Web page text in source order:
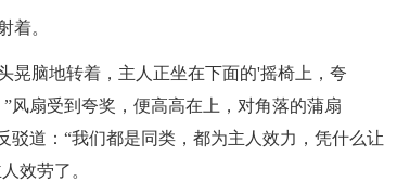
着。
晃脑地转着，主人正坐在下面的'摇椅上，夸
风扇受到夸奖，便高高在上，对角落的蒲扇
驳道：“我们都是同类，都为主人效力，凭什么让
效劳了。